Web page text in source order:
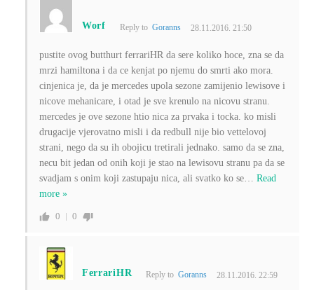
Worf Reply to Goranns 28.11.2016. 21:50
pustite ovog butthurt ferrariHR da sere koliko hoce, zna se da
mrzi hamiltona i da ce kenjat po njemu do smrti ako mora.
cinjenica je, da je mercedes upola sezone zamijenio lewisove i
nicove mehanicare, i otad je sve krenulo na nicovu stranu.
mercedes je ove sezone htio nica za prvaka i tocka. ko misli
drugacije vjerovatno misli i da redbull nije bio vettelovoj
strani, nego da su ih obojicu tretirali jednako. samo da se zna,
necu bit jedan od onih koji je stao na lewisovu stranu pa da se
svadjam s onim koji zastupaju nica, ali svatko ko se… Read
more »
0 0
FerrariHR Reply toGoranns 28.11.2016. 22:59